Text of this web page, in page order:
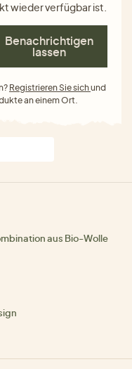
wieder verfügbar ist.
Benachrichtigen
lassen
Registrieren Sie sichund
an einem Ort.
aus Bio-Wolle